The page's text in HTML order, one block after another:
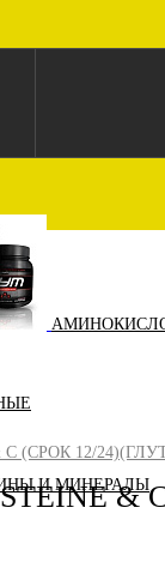
И МИНЕРАЛЫ
C (СРОК 12/